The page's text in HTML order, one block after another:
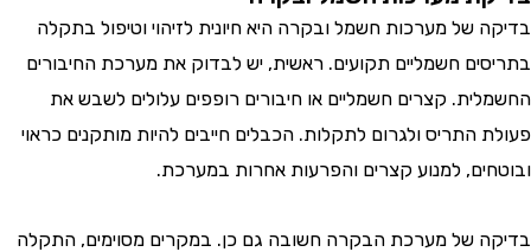
של מערכות חשמל ובקרה היא חיונית לזיהוי וטיפול בתקלה
חשמליים תקועים. ראשית, יש לבדוק את מערכת החיבורים
קצרים חשמליים או חיבורים רופפים עלולים לשבש את
התריס ולגרום לתקלות. הכבלים חייבים להיות מותקנים כראוי
למנוע קצרים והפרעות אחרות במערכת.
של מערכת הבקרה חשובה גם כן. במקרים מסוימים, התקלה